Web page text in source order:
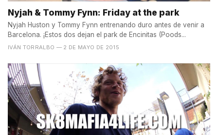
Nyjah & Tommy Fynn: Friday at the park
Nyjah Huston y Tommy Fynn entrenando duro antes de venir a
Barcelona. ¡Estos dos dejan el park de Encinitas (Poods...
IVÁN TORRALBO — 2 DE MAYO DE 2015